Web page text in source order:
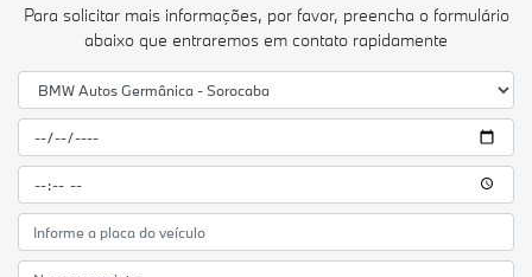
Para solicitar mais informações, por favor, preencha o formulário
abaixo que entraremos em contato rapidamente